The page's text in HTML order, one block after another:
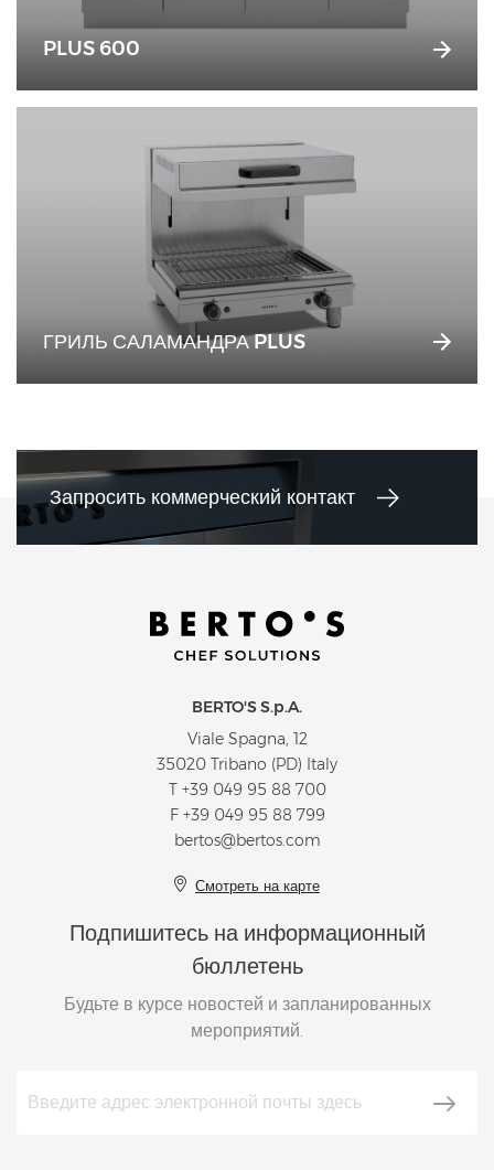
PLUS 600
ГРИЛЬ САЛАМАНДРА PLUS
Запросить коммерческий контакт
BERTO'S S.p.A.
Viale Spagna, 12
35020 Tribano (PD) Italy
T +39 049 95 88 700
F +39 049 95 88 799
bertos@bertos.com
Смотреть на карте
Подпишитесь на информационный
бюллетень
Будьте в курсе новостей и запланированных
мероприятий.